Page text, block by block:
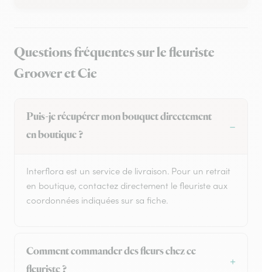
Questions fréquentes sur le fleuriste
Groover et Cie
Puis-je récupérer mon bouquet directement
en boutique ?
Interflora est un service de livraison. Pour un retrait
en boutique, contactez directement le fleuriste aux
coordonnées indiquées sur sa fiche.
Comment commander des fleurs chez ce